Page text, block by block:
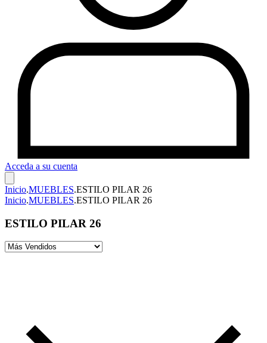
Acceda a su cuenta
Inicio.MUEBLES.ESTILO PILAR 26
Inicio.MUEBLES.ESTILO PILAR 26
ESTILO PILAR 26